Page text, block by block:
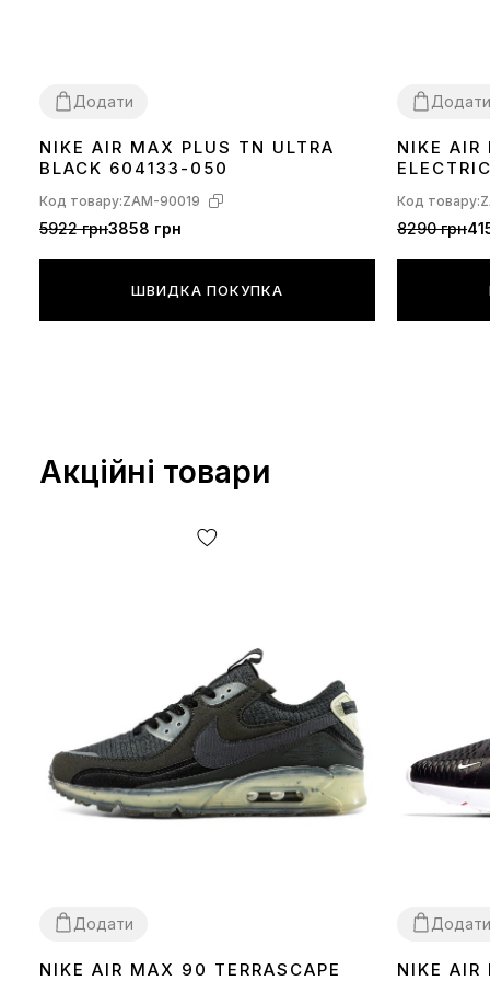
Додати
3637 38 39 404142 434445
NIKE AIR MAX PLUS TN ULTRA
BLACK 604133-050
Код товару:ZAM-90019
5922 грн3858 грн
ШВИДКА ПОКУПКА
Додати
3637 38 39
NIKE AIR
Код товару:
8290 грн
Акційні товари
Додати
NIKE AIR MAX 90 TERRASCAPE
Додати
NIKE AIR